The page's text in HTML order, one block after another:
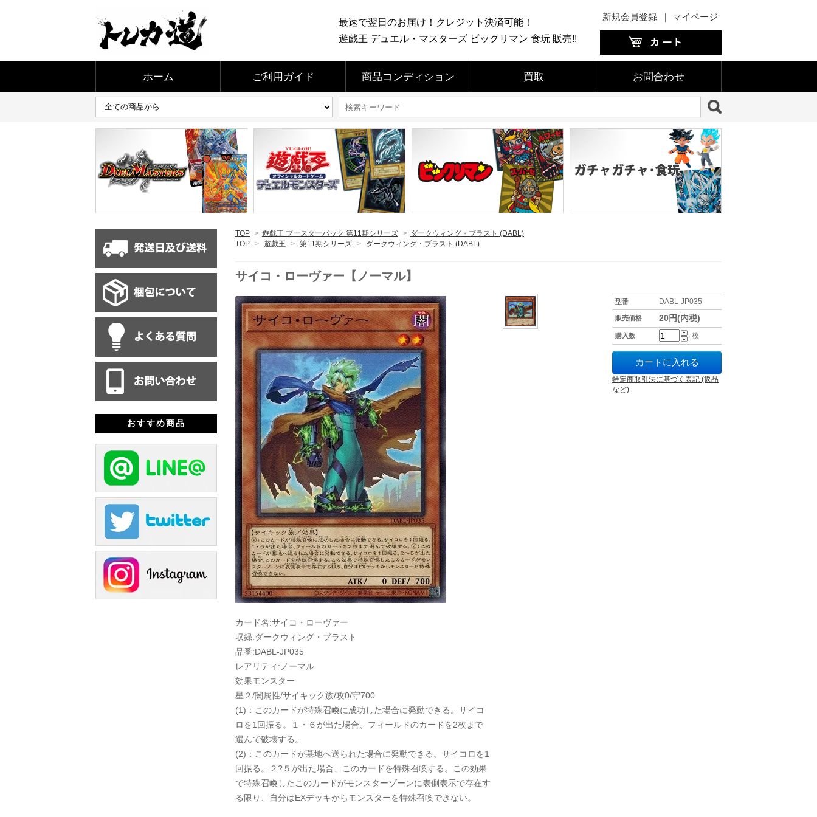
最速で翌日のお届け！クレジット決済可能！
遊戯王 デュエル・マスターズ ビックリマン 食玩 販売!!
新規会員登録 ｜ マイページ
ホーム ご利用ガイド 商品コンディション 買取 お問合わせ
TOP > 遊戯王 ブースターパック 第11期シリーズ > ダークウィング・ブラスト (DABL)
TOP > 遊戯王 > 第11期シリーズ > ダークウィング・ブラスト (DABL)
サイコ・ローヴァー【ノーマル】
型番 DABL-JP035
販売価格 20円(内税)
購入数 枚
特定商取引法に基づく表記 (返品
など)
カード名:サイコ・ローヴァー
収録:ダークウィング・ブラスト
品番:DABL-JP035
レアリティ:ノーマル
効果モンスター
星２/闇属性/サイキック族/攻0/守700
(1)：このカードが特殊召喚に成功した場合に発動できる。サイコ
ロを1回振る。１・６が出た場合、フィールドのカードを2枚まで
選んで破壊する。
(2)：このカードが墓地へ送られた場合に発動できる。サイコロを1
回振る。２?５が出た場合、このカードを特殊召喚する。この効果
で特殊召喚したこのカードがモンスターゾーンに表側表示で存在す
る限り、自分はEXデッキからモンスターを特殊召喚できない。
おすすめ商品